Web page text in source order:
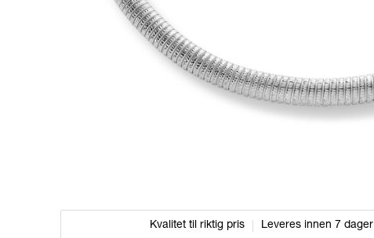
Kvalitet til riktig pris Leveres innen 7 dager